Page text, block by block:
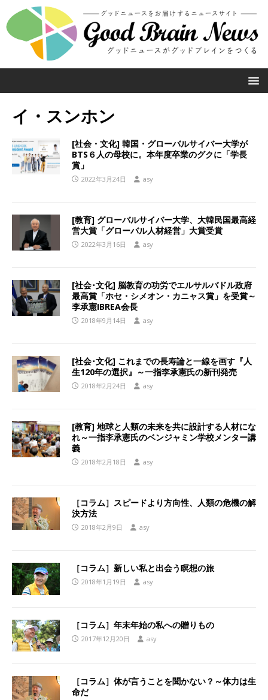
イ・スンホン
[社会・文化] 韓国・グローバルサイバー大学が
BTS６人の母校に。本年度卒業のグクに「学長
賞」
2022年3月24日 asy
[教育] グローバルサイバー大学、大韓民国最高経
営大賞「グローバル人材経営」大賞受賞
2022年3月16日 asy
[社会･文化] 脳教育の功労でエルサルバドル政府
最高賞「ホセ・シメオン・カニャス賞」を受賞～
李承憲IBREA会長
2018年9月14日 asy
[社会･文化] これまでの長寿論と一線を画す『人
生120年の選択』～一指李承憲氏の新刊発売
2018年2月24日 asy
[教育] 地球と人類の未来を共に設計する人材にな
れ～一指李承憲氏のベンジャミン学校メンター講
義
2018年2月18日 asy
［コラム］スピードより方向性、人類の危機の解
決方法
2018年2月9日 asy
［コラム］新しい私と出会う瞑想の旅
2018年1月19日 asy
［コラム］年末年始の私への贈りもの
2017年12月20日 asy
［コラム］体が言うことを聞かない？～体力は生
命だ